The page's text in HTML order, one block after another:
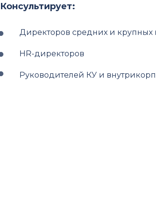
Консультирует:
Директоров средних и крупных
HR-директоров
Руководителей КУ и